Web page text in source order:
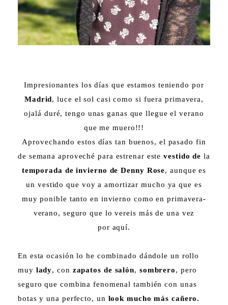
Impresionantes los días que estamos teniendo por
Madrid, luce el sol casi como si fuera primavera,
ojalá duré, tengo unas ganas que llegue el verano
que me muero!!!
Aprovechando estos días tan buenos, el pasado fin
de semana aproveché para estrenar estevestido dela
temporada de invierno de Denny Rose, aunque es
un vestido que voy a amortizar mucho ya que es
muy ponible tanto en invierno como en primavera-
verano, seguro que lo vereis más de una vez
por aquí.
En esta ocasión lo he combinado dándole un rollo
muy lady, con zapatos de salón, sombrero, pero
seguro que combina fenomenal también con unas
botas y una perfecto, un look mucho más cañero.